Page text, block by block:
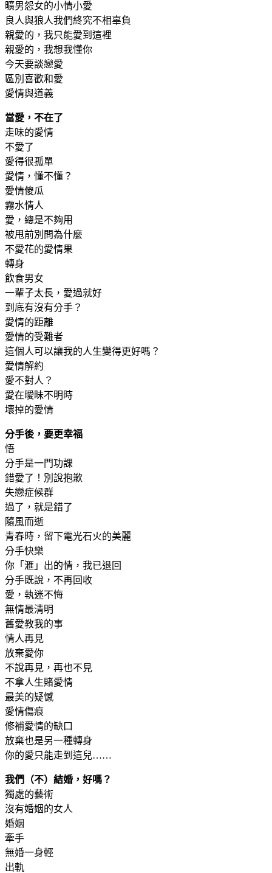
曠男怨女的小情小愛
良人與狼人我們終究不相辜負
親愛的，我只能愛到這裡
親愛的，我想我懂你
今天要談戀愛
區別喜歡和愛
愛情與道義
當愛，不在了
走味的愛情
不愛了
愛得很孤單
愛情，懂不懂？
愛情傻瓜
霧水情人
愛，總是不夠用
被甩前別問為什麼
不愛花的愛情果
轉身
飲食男女
一輩子太長，愛過就好
到底有沒有分手？
愛情的距離
愛情的受難者
這個人可以讓我的人生變得更好嗎？
愛情解約
愛不對人？
愛在曖昧不明時
壞掉的愛情
分手後，要更幸福
悟
分手是一門功課
錯愛了！別說抱歉
失戀症候群
過了，就是錯了
隨風而逝
青春時，留下電光石火的美麗
分手快樂
你「滙」出的情，我已退回
分手既說，不再回收
愛，執迷不悔
無情最清明
舊愛教我的事
情人再見
放棄愛你
不說再見，再也不見
不拿人生賭愛情
最美的疑憾
愛情傷痕
修補愛情的缺口
放棄也是另一種轉身
你的愛只能走到這兒……
我們（不）結婚，好嗎？
獨處的藝術
沒有婚姻的女人
婚姻
牽手
無婚一身輕
出軌